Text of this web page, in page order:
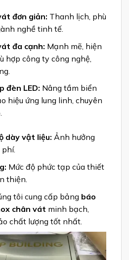
đơn giản: Thanh lịch, phù
nghề tinh tế.
đa cạnh: Mạnh mẽ, hiện
hợp công ty công nghệ,
đèn LED: Nâng tầm biển
hiệu ứng lung linh, chuyên
dày vật liệu: Ảnh hưởng
Mức độ phức tạp của thiết
thiện.
tôi cung cấp bảng báo
chân vát minh bạch,
chất lượng tốt nhất.